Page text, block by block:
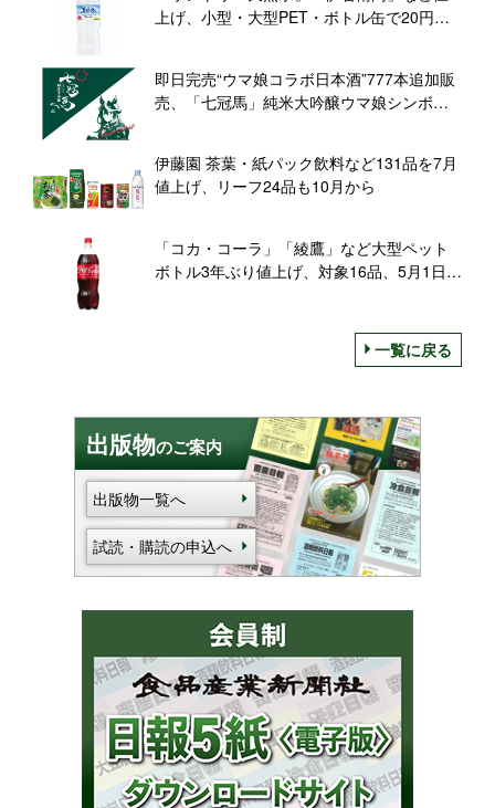
上げ、小型・大型PET・ボトル缶で20円、
即日完売“ウマ娘コラボ日本酒”777本追加販
売、「七冠馬」純米大吟醸ウマ娘シンボリ
伊藤園 茶葉・紙パック飲料など131品を7月
値上げ、リーフ24品も10月から
「コカ・コーラ」「綾鷹」など大型ペット
ボトル3年ぶり値上げ、対象16品、5月1日出
一覧に戻る
出版物のご案内
出版物一覧へ
試読・購読の申込へ